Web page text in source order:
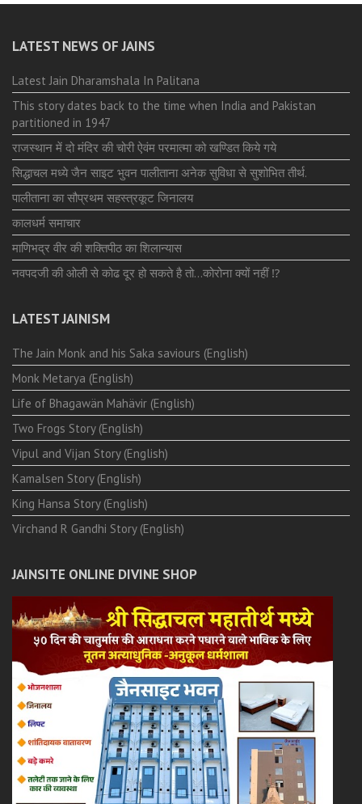
LATEST NEWS OF JAINS
Latest Jain Dharamshala In Palitana
This story dates back to the time when India and Pakistan
partitioned in 1947
राजस्थान में दो मंदिर की चोरी ऐवंम परमात्मा को खण्डित किये गये
सिद्धाचल मध्ये जैन साइट भुवन पालीताना अनेक सुविधा से सुशोभित तीर्थ.
पालीताना का सौप्रथम सहस्त्रकूट जिनालय
कालधर्म समाचार
माणिभद्र वीर की शक्तिपीठ का शिलान्यास
नवपदजी की ओली से कोढ दूर हो सकते है तो…कोरोना क्यों नहीं ⁉️
LATEST JAINISM
The Jain Monk and his Saka saviours (English)
Monk Metarya (English)
Life of Bhagawän Mahävir (English)
Two Frogs Story (English)
Vipul and Vijan Story (English)
Kamalsen Story (English)
King Hansa Story (English)
Virchand R Gandhi Story (English)
JAINSITE ONLINE DIVINE SHOP